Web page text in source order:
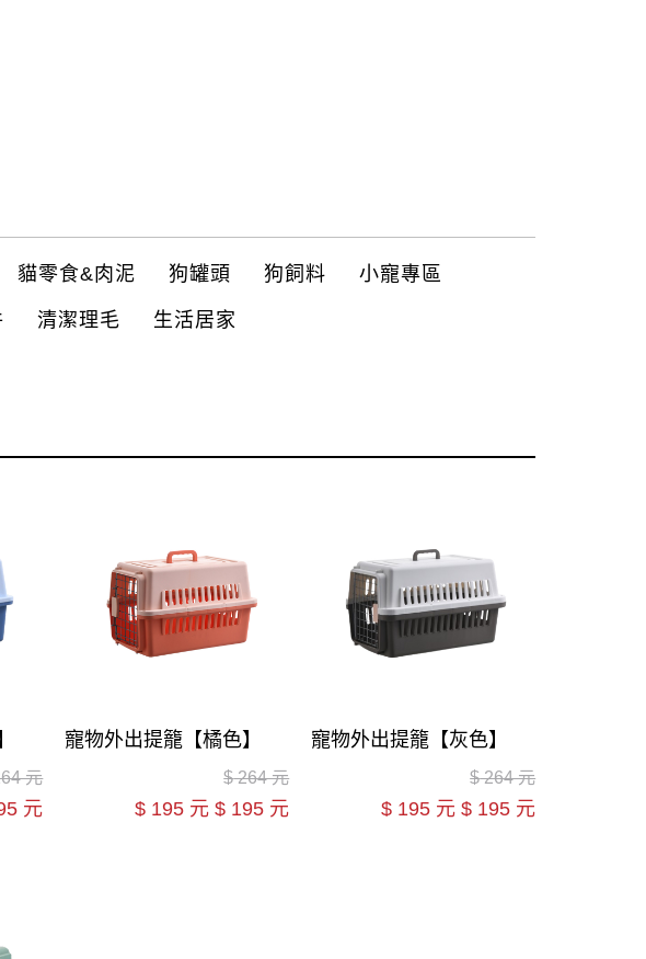
貓零食&肉泥 狗罐頭 狗飼料 小寵專區
清潔理毛 生活居家
元
元
寵物外出提籠【橘色】
$264 元
$ 195 元$ 195 元
寵物外出提籠【灰色】
$264 元
$ 195 元$ 195 元